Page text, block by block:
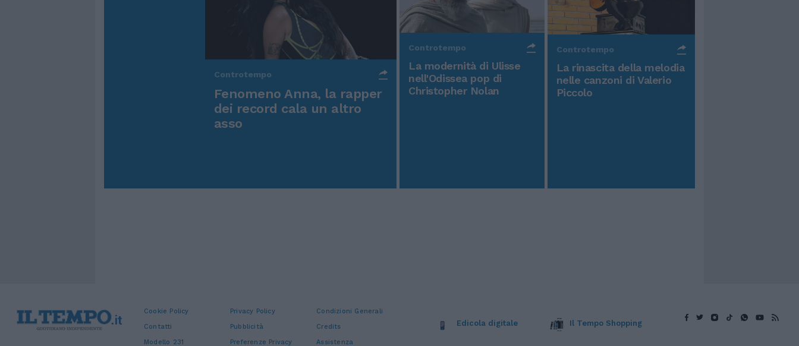
Controtempo
Fenomeno Anna, la rapper
dei record cala un altro
asso
Controtempo
La modernità di Ulisse
nell'Odissea pop di
Christopher Nolan
Controtempo
La rinascita della melodia
nelle canzoni di Valerio
Piccolo
Cookie Policy Privacy Policy
Condizioni Generali
Contatti
Pubblicità
Credits
Modello 231
Preferenze Privacy Assistenza
Edicola digitale Il Tempo Shopping